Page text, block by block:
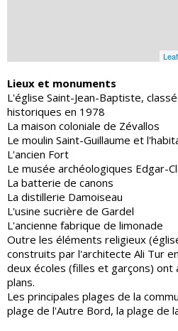
Lieux et monuments
L'église Saint-Jean-Baptiste,
historiques en 1978
La maison coloniale de Zévallos
Le moulin Saint-Guillaume et
L'ancien Fort
Le musée archéologiques Edgar-
La batterie de canons
La distillerie Damoiseau
L'usine sucrière de Gardel
L'ancienne fabrique de limonade
Outre les éléments religieux
construits par l'architecte Ali Tur
deux écoles (filles et garçons) ont
plans.
Les principales plages de la
plage de l'Autre Bord, la plage de